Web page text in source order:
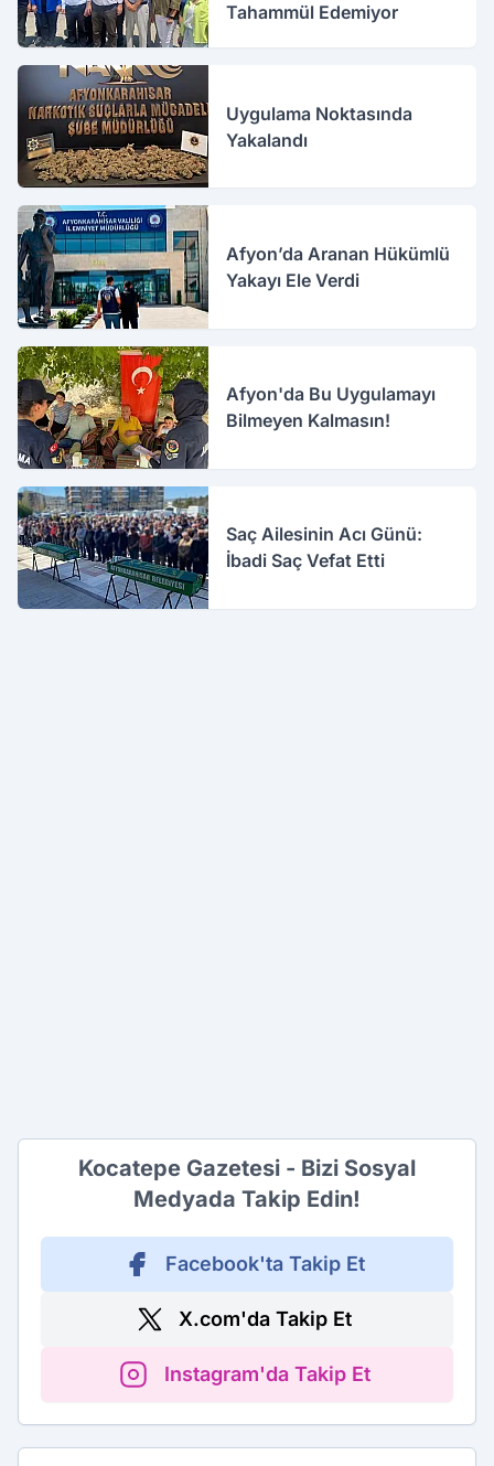
Tahammül Edemiyor
Uygulama Noktasında
Yakalandı
Afyon’da Aranan Hükümlü
Yakayı Ele Verdi
Afyon'da Bu Uygulamayı
Bilmeyen Kalmasın!
Saç Ailesinin Acı Günü:
İbadi Saç Vefat Etti
Kocatepe Gazetesi - Bizi Sosyal
Medyada Takip Edin!
Facebook'ta Takip Et
X.com'da Takip Et
Instagram'da Takip Et